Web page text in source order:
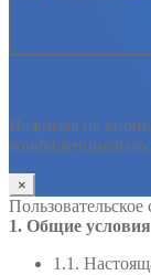
Нажимая на
×
Пользовательское
1. Общие условия
1.1.